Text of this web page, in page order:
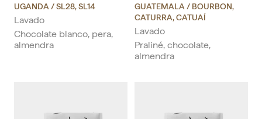
UGANDA / SL28, SL14
Lavado
Chocolate blanco, pera,
almendra
GUATEMALA / BOURBON,
CATURRA, CATUAÍ
Lavado
Praliné, chocolate,
almendra